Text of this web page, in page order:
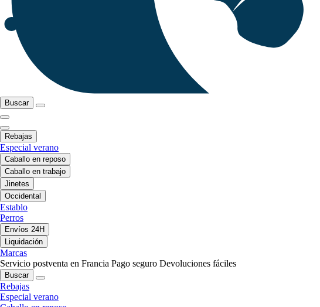
Buscar
Rebajas
Especial verano
Caballo en reposo
Caballo en trabajo
Jinetes
Occidental
Establo
Perros
Envíos 24H
Liquidación
Marcas
Servicio postventa en Francia Pago seguro Devoluciones fáciles
Buscar
Rebajas
Especial verano